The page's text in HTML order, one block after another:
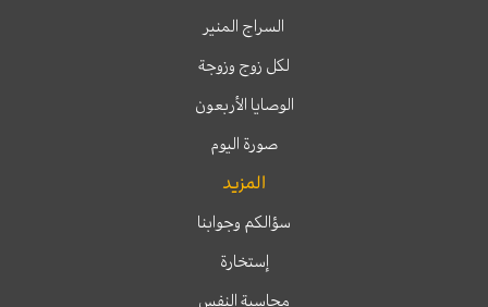
السراج المنير
لكل زوج وزوجة
الوصايا الأربعون
صورة اليوم
المزيد
سؤالكم وجوابنا
إستخارة
محاسبة النفس